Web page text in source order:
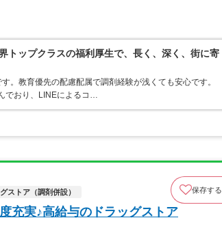
トップクラスの福利厚生で、長く、深く、街に寄
。教育優先の配慮配属で調剤経験が浅くても安心です。
でおり、LINEによるコ…
ストア（調剤併設） 保存する
充実♪高給与のドラッグストア